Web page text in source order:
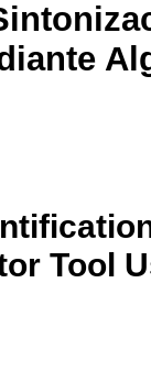
Tool